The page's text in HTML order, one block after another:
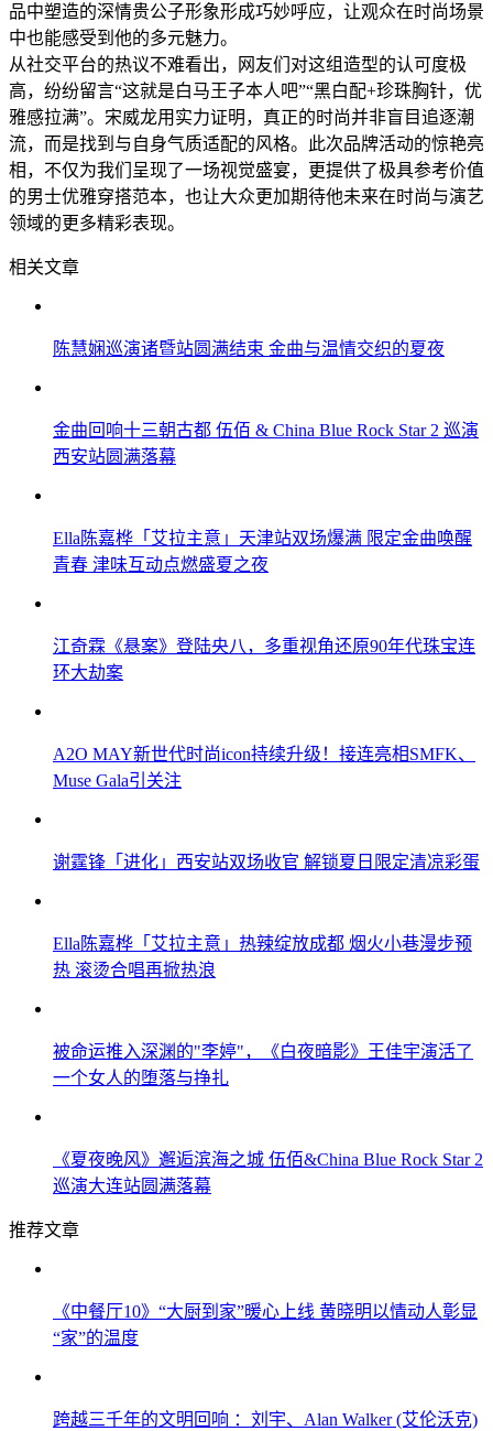
品中塑造的深情贵公子形象形成巧妙呼应，让观众在时尚场景
中也能感受到他的多元魅力。
从社交平台的热议不难看出，网友们对这组造型的认可度极
高，纷纷留言“这就是白马王子本人吧”“黑白配+珍珠胸针，优
雅感拉满”。宋威龙用实力证明，真正的时尚并非盲目追逐潮
流，而是找到与自身气质适配的风格。此次品牌活动的惊艳亮
相，不仅为我们呈现了一场视觉盛宴，更提供了极具参考价值
的男士优雅穿搭范本，也让大众更加期待他未来在时尚与演艺
领域的更多精彩表现。
相关文章
陈慧娴巡演诸暨站圆满结束 金曲与温情交织的夏夜
金曲回响十三朝古都 伍佰 & China Blue Rock Star 2 巡演
西安站圆满落幕
Ella陈嘉桦「艾拉主意」天津站双场爆满 限定金曲唤醒
青春 津味互动点燃盛夏之夜
江奇霖《悬案》登陆央八，多重视角还原90年代珠宝连
环大劫案
A2O MAY新世代时尚icon持续升级！接连亮相SMFK、
Muse Gala引关注
谢霆锋「进化」西安站双场收官 解锁夏日限定清凉彩蛋
Ella陈嘉桦「艾拉主意」热辣绽放成都 烟火小巷漫步预
热 滚烫合唱再掀热浪
被命运推入深渊的"李婷"，《白夜暗影》王佳宇演活了
一个女人的堕落与挣扎
《夏夜晚风》邂逅滨海之城 伍佰&China Blue Rock Star 2
巡演大连站圆满落幕
推荐文章
《中餐厅10》“大厨到家”暖心上线 黄晓明以情动人彰显
“家”的温度
跨越三千年的文明回响 ：刘宇、Alan Walker (艾伦沃克)